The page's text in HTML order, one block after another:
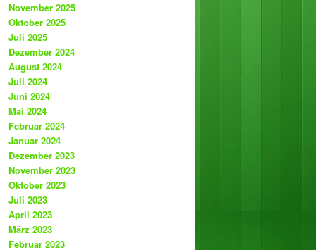
November 2025
Oktober 2025
Juli 2025
Dezember 2024
August 2024
Juli 2024
Juni 2024
Mai 2024
Februar 2024
Januar 2024
Dezember 2023
November 2023
Oktober 2023
Juli 2023
April 2023
März 2023
Februar 2023